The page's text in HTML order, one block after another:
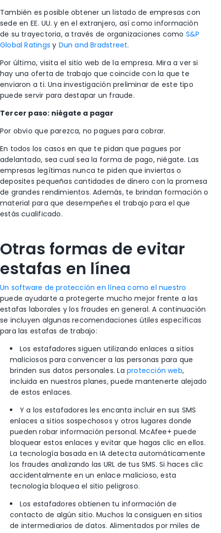
También es posible obtener un listado de empresas con
sede en EE. UU. y en el extranjero, así como información
de su trayectoria, a través de organizaciones como S&P
Global Ratings y Dun and Bradstreet.
Por último, visita el sitio web de la empresa. Mira a ver si
hay una oferta de trabajo que coincide con la que te
enviaron a ti. Una investigación preliminar de este tipo
puede servir para destapar un fraude.
Tercer paso: niégate a pagar
Por obvio que parezca, no pagues para cobrar.
En todos los casos en que te pidan que pagues por
adelantado, sea cual sea la forma de pago, niégate. Las
empresas legítimas nunca te piden que inviertas o
deposites pequeñas cantidades de dinero con la promesa
de grandes rendimientos. Además, te brindan formación o
material para que desempeñes el trabajo para el que
estás cualificado.
Otras formas de evitar
estafas en línea
Un software de protección en línea como el nuestro
puede ayudarte a protegerte mucho mejor frente a las
estafas laborales y los fraudes en general. A continuación
se incluyen algunas recomendaciones útiles específicas
para las estafas de trabajo:
Los estafadores siguen utilizando enlaces a sitios
maliciosos para convencer a las personas para que
brinden sus datos personales. La protección web,
incluida en nuestros planes, puede mantenerte alejado
de estos enlaces.
Y a los estafadores les encanta incluir en sus SMS
enlaces a sitios sospechosos y otros lugares donde
pueden robar información personal. McAfee+puede
bloquear estos enlaces y evitar que hagas clic en ellos.
La tecnología basada en IA detecta automáticamente
los fraudes analizando las URL de tus SMS. Si haces clic
accidentalmente en un enlace malicioso, esta
tecnología bloquea el sitio peligroso.
Los estafadores obtienen tu información de
contacto de algún sitio. Muchos la consiguen en sitios
de intermediarios de datos. Alimentados por miles de